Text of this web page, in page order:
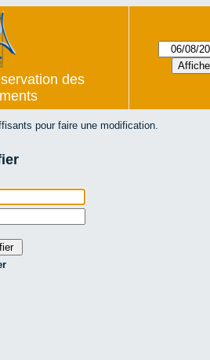
des
pour faire une modification.